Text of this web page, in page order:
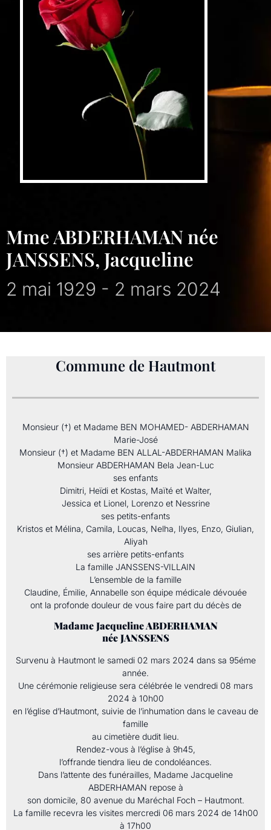
Mme ABDERHAMAN née
JANSSENS, Jacqueline
2 mai 1929 - 2 mars 2024
Commune de Hautmont
Monsieur (†) et Madame BEN MOHAMED- ABDERHAMAN
Marie-José
Monsieur (†) et Madame BEN ALLAL-ABDERHAMAN Malika
Monsieur ABDERHAMAN Bela Jean-Luc
ses enfants
Dimitri, Heïdi et Kostas, Maïté et Walter,
Jessica et Lionel, Lorenzo et Nessrine
ses petits-enfants
Kristos et Mélina, Camila, Loucas, Nelha, Ilyes, Enzo, Giulian,
Aliyah
ses arrière petits-enfants
La famille JANSSENS-VILLAIN
L’ensemble de la famille
Claudine, Émilie, Annabelle son équipe médicale dévouée
ont la profonde douleur de vous faire part du décès de
Madame Jacqueline ABDERHAMAN
née JANSSENS
Survenu à Hautmont le samedi 02 mars 2024 dans sa 95éme
année.
Une cérémonie religieuse sera célébrée le vendredi 08 mars
2024 à 10h00
en l’église d’Hautmont, suivie de l’inhumation dans le caveau de
famille
au cimetière dudit lieu.
Rendez-vous à l’église à 9h45,
l’offrande tiendra lieu de condoléances.
Dans l’attente des funérailles, Madame Jacqueline
ABDERHAMAN repose à
son domicile, 80 avenue du Maréchal Foch – Hautmont.
La famille recevra les visites mercredi 06 mars 2024 de 14h00
à 17h00